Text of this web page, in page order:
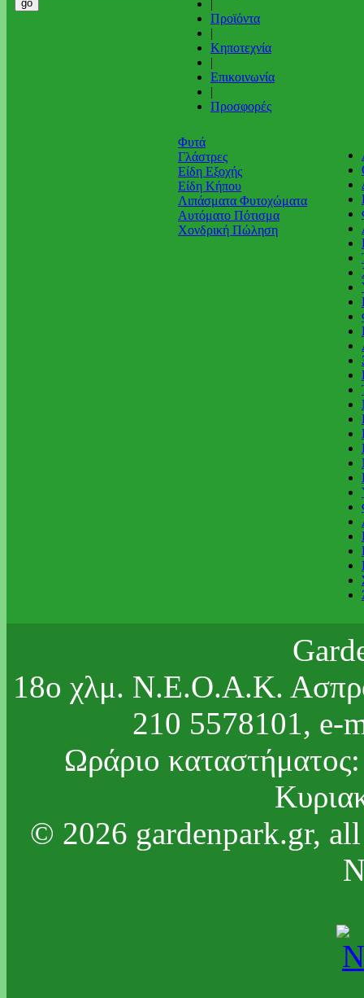
|
Προϊόντα
|
Κηποτεχνία
|
Επικοινωνία
|
Προσφορές
Φυτά
Γλάστρες
Είδη Εξοχής
Είδη Κήπου
Λιπάσματα Φυτοχώματα
Αυτόματο Πότισμα
Χονδρική Πώληση
18ο χλμ. Ν.Ε.Ο.Α.Κ.
210 5578101, e-
Ωράριο
© 2026 gardenpark.gr,